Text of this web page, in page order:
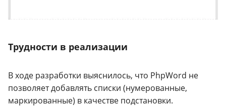
Трудности в реализации
В ходе разработки выяснилось, что PhpWord не
позволяет добавлять списки (нумерованные,
маркированные) в качестве подстановки.